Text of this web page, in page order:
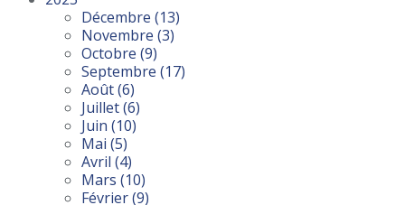
Décembre (13)
Novembre (3)
Octobre (9)
Septembre (17)
Août(6)
Juillet(6)
Juin (10)
Mai (5)
Avril (4)
Mars (10)
Février(9)